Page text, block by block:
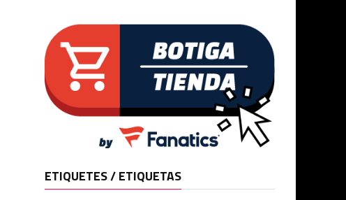
ETIQUETES / ETIQUETAS